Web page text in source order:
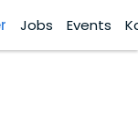
Jobs Events